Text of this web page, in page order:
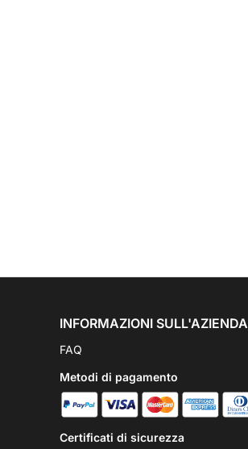
INFORMAZIONI SULL'AZIENDA
FAQ
Metodi di pagamento
Certificati di sicurezza